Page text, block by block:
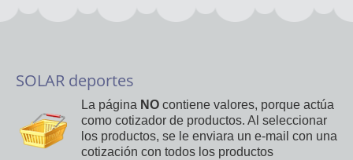
SOLAR deportes
La página NO contiene valores, porque actúa
como cotizador de productos. Al seleccionar
los productos, se le enviara un e-mail con una
cotización con todos los productos